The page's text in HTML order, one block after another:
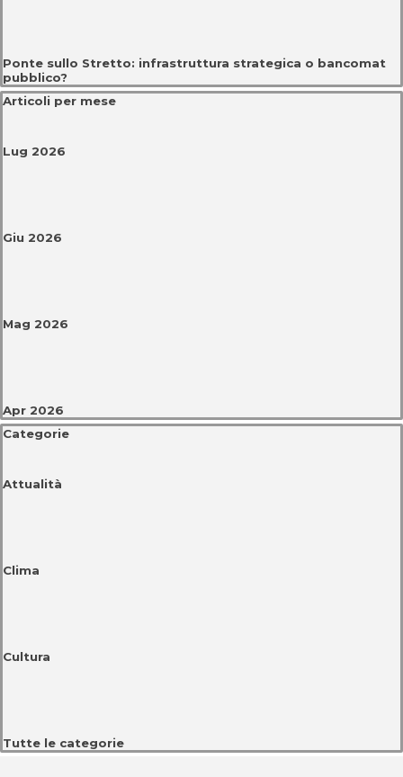
Ponte sullo Stretto: infrastruttura strategica o bancomat
pubblico?
Salta blocco Articoli per mese
Articoli per mese
Lug 2026
Giu 2026
Mag 2026
Apr 2026
Salta blocco Categorie
Categorie
Attualità
Clima
Cultura
Tutte le categorie